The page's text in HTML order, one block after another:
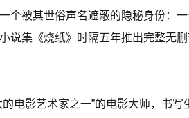
被其世俗声名遮蔽的隐秘身份：
说集《烧纸》时隔五年推出完整无
电影艺术家之一”的电影大师，书